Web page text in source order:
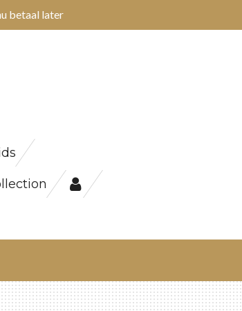
betaal later